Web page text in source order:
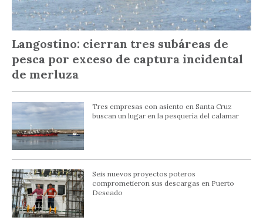
Langostino: cierran tres subáreas de
pesca por exceso de captura incidental
de merluza
Tres empresas con asiento en Santa Cruz
buscan un lugar en la pesquería del calamar
Seis nuevos proyectos poteros
comprometieron sus descargas en Puerto
Deseado